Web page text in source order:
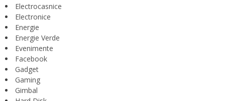
Electrocasnice
Electronice
Energie
Energie Verde
Evenimente
Facebook
Gadget
Gaming
Gimbal